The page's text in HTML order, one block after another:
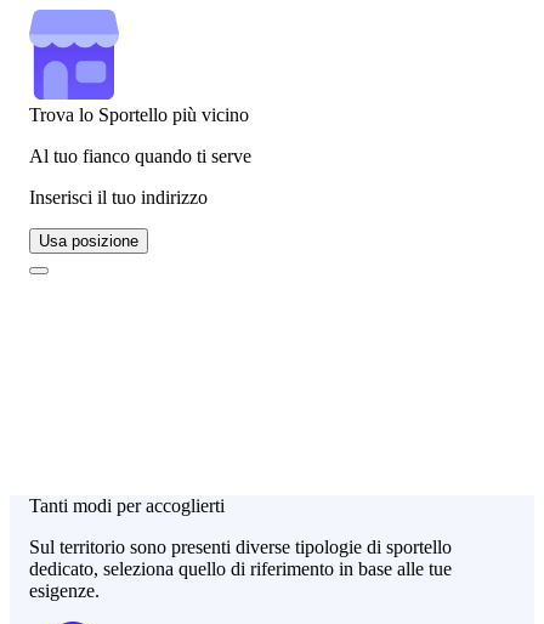
Trova lo Sportello più vicino
Al tuo fianco quando ti serve
Inserisci il tuo indirizzo
Usa posizione
Tanti modi per accoglierti
Sul territorio sono presenti diverse tipologie di sportello
dedicato, seleziona quello di riferimento in base alle tue
esigenze.